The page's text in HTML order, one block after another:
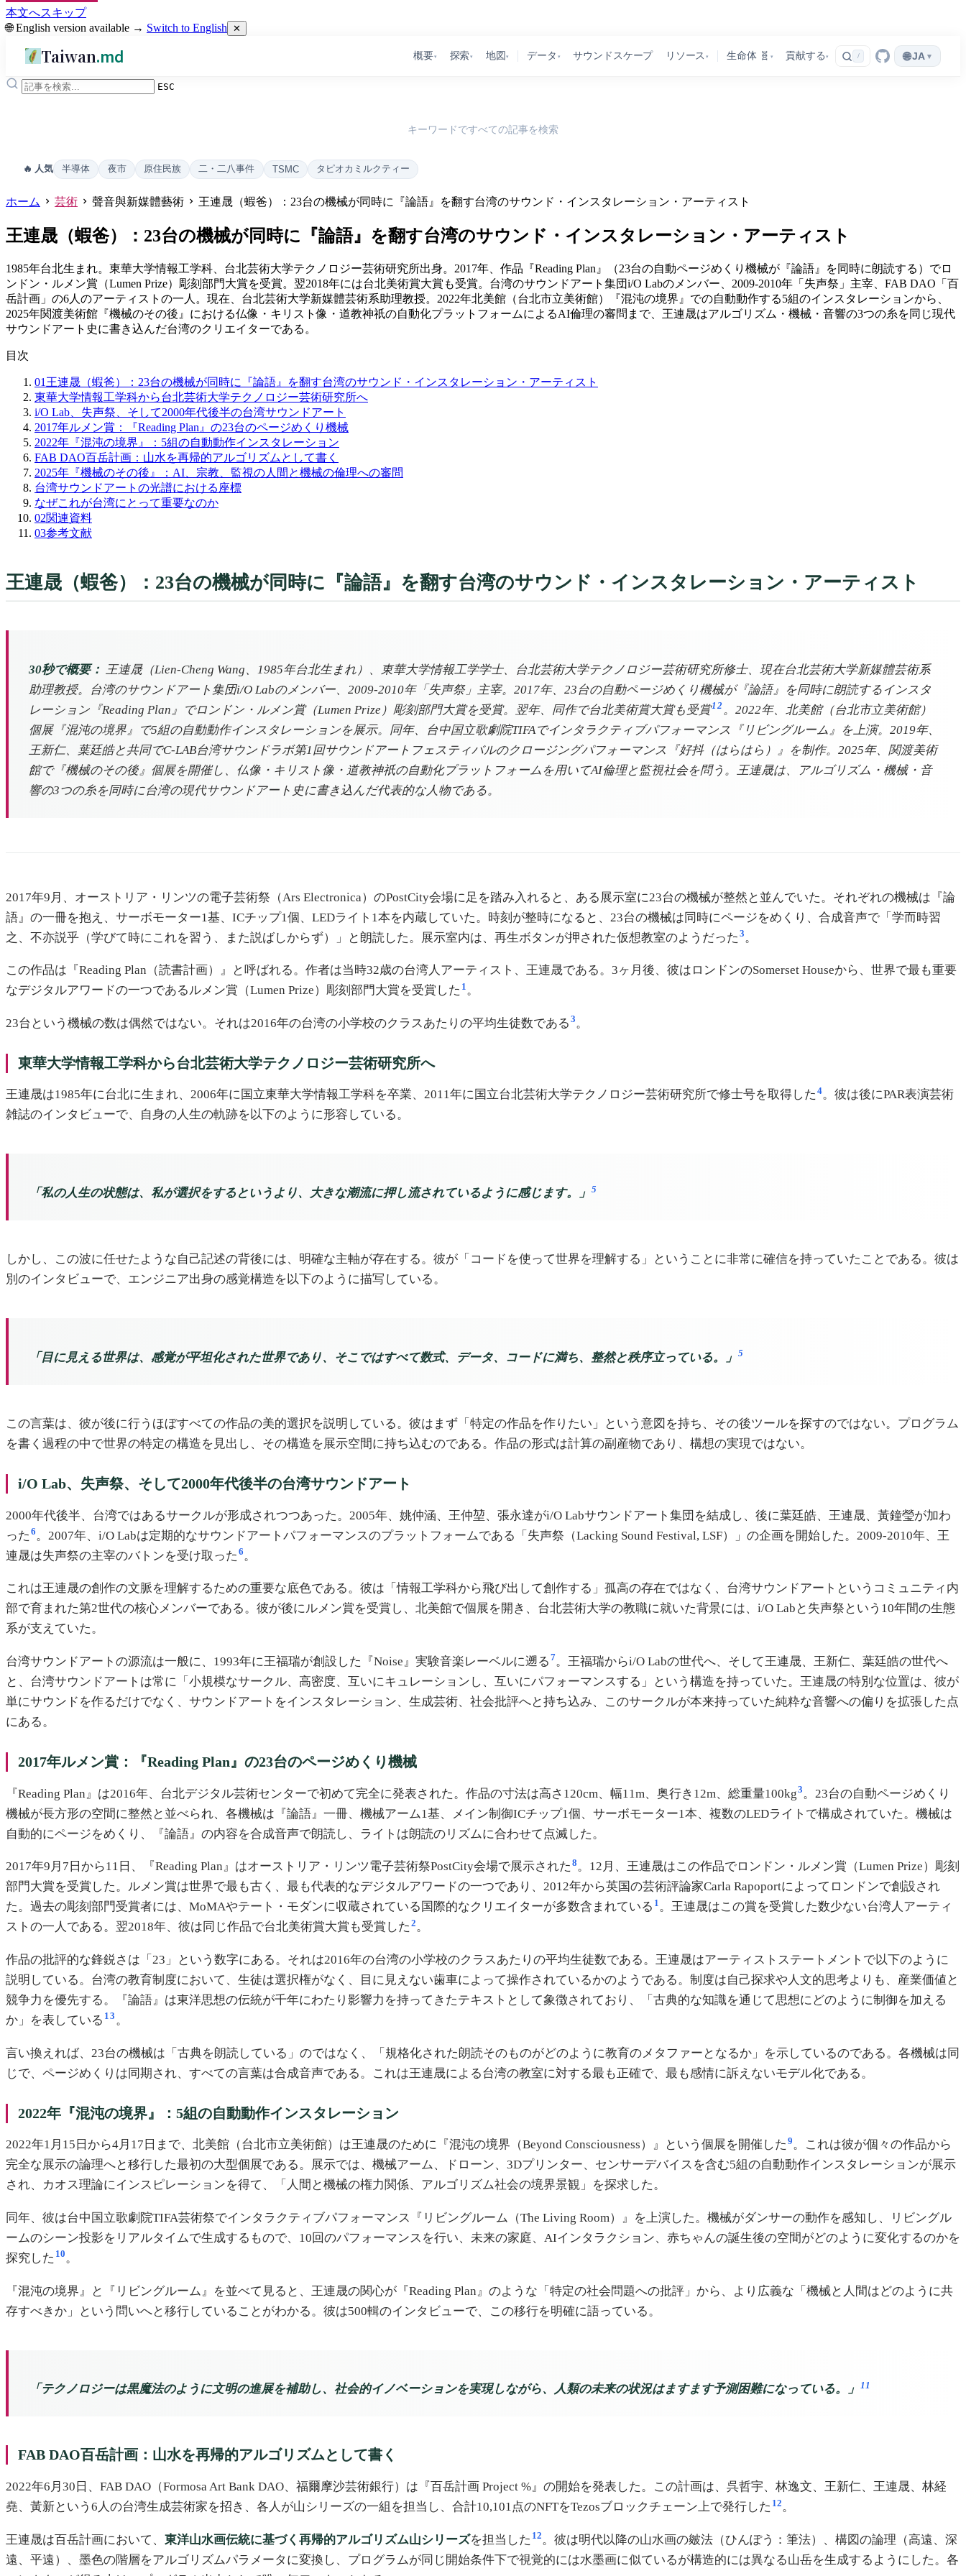
本文へスキップ
🌐 English version available → Switch to English ✕
Taiwan.md 概要▾ 探索▾ 地図 ▾ データ ▾ サウンドスケープ リソース ▾ 生命体 🧬 ▾ 貢献する ▾ / 🌐 JA ▾
ESC
キーワードですべての記事を検索
🔥 人気 半導体 夜市 原住民族 二・二八事件 TSMC タピオカミルクティー
ホーム 芸術 聲音與新媒體藝術 王連晟（蝦爸）：23台の機械が同時に『論語』を翻す台湾のサウンド・インスタレーション・アーティスト
王連晟（蝦爸）：23台の機械が同時に『論語』を翻す台湾のサウンド・インスタレーション・アーティスト
1985年台北生まれ。東華大学情報工学科、台北芸術大学テクノロジー芸術研究所出身。2017年、作品『Reading Plan』（23台の自動ページめくり機械が『論語』を同時に朗読する）でロ
ンドン・ルメン賞（Lumen Prize）彫刻部門大賞を受賞。翌2018年には台北美術賞大賞も受賞。台湾のサウンドアート集団i/O Labのメンバー、2009-2010年「失声祭」主宰、FAB DAO「百
岳計画」の6人のアーティストの一人。現在、台北芸術大学新媒體芸術系助理教授。2022年北美館（台北市立美術館）『混沌の境界』での自動動作する5組のインスタレーションから、
2025年関渡美術館『機械のその後』における仏像・キリスト像・道教神祇の自動化プラットフォームによるAI倫理の審問まで、王連晟はアルゴリズム・機械・音響の3つの糸を同じ現代
サウンドアート史に書き込んだ台湾のクリエイターである。
目次
01 王連晟（蝦爸）：23台の機械が同時に『論語』を翻す台湾のサウンド・インスタレーション・アーティスト
東華大学情報工学科から台北芸術大学テクノロジー芸術研究所へ
i/O Lab、失声祭、そして2000年代後半の台湾サウンドアート
2017年ルメン賞：『Reading Plan』の23台のページめくり機械
2022年『混沌の境界』：5組の自動動作インスタレーション
FAB DAO百岳計画：山水を再帰的アルゴリズムとして書く
2025年『機械のその後』：AI、宗教、監視の人間と機械の倫理への審問
台湾サウンドアートの光譜における座標
なぜこれが台湾にとって重要なのか
02関連資料
03参考文献
王連晟（蝦爸）：23台の機械が同時に『論語』を翻す台湾のサウンド・インスタレーション・アーティスト
30秒で概要：
王連晟（Lien-Cheng Wang、1985年台北生まれ）、東華大学情報工学学士、台北芸術大学テクノロジー芸術研究所修士、現在台北芸術大学新媒體芸術系
助理教授。台湾のサウンドアート集団i/O Labのメンバー、2009-2010年「失声祭」主宰。2017年、23台の自動ページめくり機械が『論語』を同時に朗読するインスタ
レーション『Reading Plan』でロンドン・ルメン賞（Lumen Prize）彫刻部門大賞を受賞。翌年、同作で台北美術賞大賞も受賞1 2 。2022年、北美館（台北市立美術館）
個展『混沌の境界』で5組の自動動作インスタレーションを展示。同年、台中国立歌劇院TIFAでインタラクティブパフォーマンス『リビングルーム』を上演。2019年、
王新仁、葉廷皓と共同でC-LAB台湾サウンドラボ第1回サウンドアートフェスティバルのクロージングパフォーマンス『好抖（はらはら）』を制作。2025年、関渡美術
館で『機械のその後』個展を開催し、仏像・キリスト像・道教神祇の自動化プラットフォームを用いてAI倫理と監視社会を問う。王連晟は、アルゴリズム・機械・音
響の3つの糸を同時に台湾の現代サウンドアート史に書き込んだ代表的な人物である。
2017年9月、オーストリア・リンツの電子芸術祭（Ars Electronica）のPostCity会場に足を踏み入れると、ある展示室に23台の機械が整然と並んでいた。それぞれの機械は『論
語』の一冊を抱え、サーボモーター1基、ICチップ1個、LEDライト1本を内蔵していた。時刻が整時になると、23台の機械は同時にページをめくり、合成音声で「学而時習
之、不亦説乎（学びて時にこれを習う、また説ばしからず）」と朗読した。展示室内は、再生ボタンが押された仮想教室のようだった 3 。
この作品は『Reading Plan（読書計画）』と呼ばれる。作者は当時32歳の台湾人アーティスト、王連晟である。3ヶ月後、彼はロンドンのSomerset Houseから、世界で最も重要
なデジタルアワードの一つであるルメン賞（Lumen Prize）彫刻部門大賞を受賞した 1 。
23台という機械の数は偶然ではない。それは2016年の台湾の小学校のクラスあたりの平均生徒数である 3 。
東華大学情報工学科から台北芸術大学テクノロジー芸術研究所へ
王連晟は1985年に台北に生まれ、2006年に国立東華大学情報工学科を卒業、2011年に国立台北芸術大学テクノロジー芸術研究所で修士号を取得した 4。彼は後にPAR表演芸術
雑誌のインタビューで、自身の人生の軌跡を以下のように形容している。
「私の人生の状態は、私が選択をするというより、大きな潮流に押し流されているように感じます。」 5
しかし、この波に任せたような自己記述の背後には、明確な主軸が存在する。彼が「コードを使って世界を理解する」ということに非常に確信を持っていたことである。彼は
別のインタビューで、エンジニア出身の感覚構造を以下のように描写している。
「目に見える世界は、感覚が平坦化された世界であり、そこではすべて数式、データ、コードに満ち、整然と秩序立っている。」 5
この言葉は、彼が後に行うほぼすべての作品の美的選択を説明している。彼はまず「特定の作品を作りたい」という意図を持ち、その後ツールを探すのではない。プログラム
を書く過程の中で世界の特定の構造を見出し、その構造を展示空間に持ち込むのである。作品の形式は計算の副産物であり、構想の実現ではない。
i/O Lab、失声祭、そして2000年代後半の台湾サウンドアート
2000年代後半、台湾ではあるサークルが形成されつつあった。2005年、姚仲涵、王仲堃、張永達がi/O Labサウンドアート集団を結成し、後に葉廷皓、王連晟、黃鐘瑩が加わ
った 6。2007年、i/O Labは定期的なサウンドアートパフォーマンスのプラットフォームである「失声祭（Lacking Sound Festival, LSF）」の企画を開始した。2009-2010年、王
連晟は失声祭の主宰のバトンを受け取った 6。
これは王連晟の創作の文脈を理解するための重要な底色である。彼は「情報工学科から飛び出して創作する」孤高の存在ではなく、台湾サウンドアートというコミュニティ内
部で育まれた第2世代の核心メンバーである。彼が後にルメン賞を受賞し、北美館で個展を開き、台北芸術大学の教職に就いた背景には、i/O Labと失声祭という10年間の生態
系が支えていた。
台湾サウンドアートの源流は一般に、1993年に王福瑞が創設した『Noise』実験音楽レーベルに遡る 7。王福瑞からi/O Labの世代へ、そして王連晟、王新仁、葉廷皓の世代へ
と、台湾サウンドアートは常に「小規模なサークル、高密度、互いにキュレーションし、互いにパフォーマンスする」という構造を持っていた。王連晟の特別な位置は、彼が
単にサウンドを作るだけでなく、サウンドアートをインスタレーション、生成芸術、社会批評へと持ち込み、このサークルが本来持っていた純粋な音響への偏りを拡張した点
にある。
2017年ルメン賞：『Reading Plan』の23台のページめくり機械
『Reading Plan』は2016年、台北デジタル芸術センターで初めて完全に発表された。作品の寸法は高さ120cm、幅11m、奥行き12m、総重量100kg3。23台の自動ページめくり
機械が長方形の空間に整然と並べられ、各機械は『論語』一冊、機械アーム1基、メイン制御ICチップ1個、サーボモーター1本、複数のLEDライトで構成されていた。機械は
自動的にページをめくり、『論語』の内容を合成音声で朗読し、ライトは朗読のリズムに合わせて点滅した。
2017年9月7日から11日、『Reading Plan』はオーストリア・リンツ電子芸術祭PostCity会場で展示された 8。12月、王連晟はこの作品でロンドン・ルメン賞（Lumen Prize）彫刻
部門大賞を受賞した。ルメン賞は世界で最も古く、最も代表的なデジタルアワードの一つであり、2012年から英国の芸術評論家Carla Rapoportによってロンドンで創設され
た。過去の彫刻部門受賞者には、MoMAやテート・モダンに収蔵されている国際的なクリエイターが多数含まれている 1。王連晟はこの賞を受賞した数少ない台湾人アーティ
ストの一人である。翌2018年、彼は同じ作品で台北美術賞大賞も受賞した 2。
作品の批評的な鋒鋭さは「23」という数字にある。それは2016年の台湾の小学校のクラスあたりの平均生徒数である。王連晟はアーティストステートメントで以下のように
説明している。台湾の教育制度において、生徒は選択権がなく、目に見えない歯車によって操作されているかのようである。制度は自己探求や人文的思考よりも、産業価値と
競争力を優先する。『論語』は東洋思想の伝統が千年にわたり影響力を持ってきたテキストとして象徴されており、「古典的な知識を通じて思想にどのように制御を加える
か」を表している 13 。
言い換えれば、23台の機械は「古典を朗読している」のではなく、「規格化された朗読そのものがどのように教育のメタファーとなるか」を示しているのである。各機械は同
じで、ページめくりは同期され、すべての言葉は合成音声である。これは王連晟による台湾の教室に対する最も正確で、最も感情に訴えないモデル化である。
2022年『混沌の境界』：5組の自動動作インスタレーション
2022年1月15日から4月17日まで、北美館（台北市立美術館）は王連晟のために『混沌の境界（Beyond Consciousness）』という個展を開催した 9。これは彼が個々の作品から
完全な展示の論理へと移行した最初の大型個展である。展示では、機械アーム、ドローン、3Dプリンター、センサーデバイスを含む5組の自動動作インスタレーションが展示
され、カオス理論にインスピレーションを得て、「人間と機械の権力関係、アルゴリズム社会の境界景観」を探求した。
同年、彼は台中国立歌劇院TIFA芸術祭でインタラクティブパフォーマンス『リビングルーム（The Living Room）』を上演した。機械がダンサーの動作を感知し、リビングル
ームのシーン投影をリアルタイムで生成するもので、10回のパフォーマンスを行い、未来の家庭、AIインタラクション、赤ちゃんの誕生後の空間がどのように変化するのかを
探究した 10。
『混沌の境界』と『リビングルーム』を並べて見ると、王連晟の関心が『Reading Plan』のような「特定の社会問題への批評」から、より広義な「機械と人間はどのように共
存すべきか」という問いへと移行していることがわかる。彼は500輯のインタビューで、この移行を明確に語っている。
「テクノロジーは黒魔法のように文明の進展を補助し、社会的イノベーションを実現しながら、人類の未来の状況はますます予測困難になっている。」 11
FAB DAO百岳計画：山水を再帰的アルゴリズムとして書く
2022年6月30日、FAB DAO（Formosa Art Bank DAO、福爾摩沙芸術銀行）は『百岳計画 Project %』の開始を発表した。この計画は、呉哲宇、林逸文、王新仁、王連晟、林経
堯、黃新という6人の台湾生成芸術家を招き、各人が山シリーズの一組を担当し、合計10,101点のNFTをTezosブロックチェーン上で発行した 12。
王連晟は百岳計画において、 東洋山水画伝統に基づく再帰的アルゴリズム山シリーズを担当した 12。彼は明代以降の山水画の皴法（ひんぽう：筆法）、構図の論理（高遠、深
遠、平遠）、墨色の階層をアルゴリズムパラメータに変換し、プログラムが同じ開始条件下で視覚的には水墨画に似ているが構造的には異なる山岳を生成するようにした。各